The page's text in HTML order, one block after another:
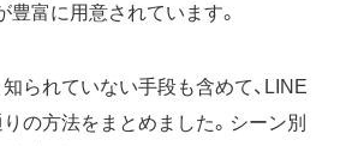
富に用意されています。
られていない手段も含めて、LINE
の方法をまとめました。シーン別